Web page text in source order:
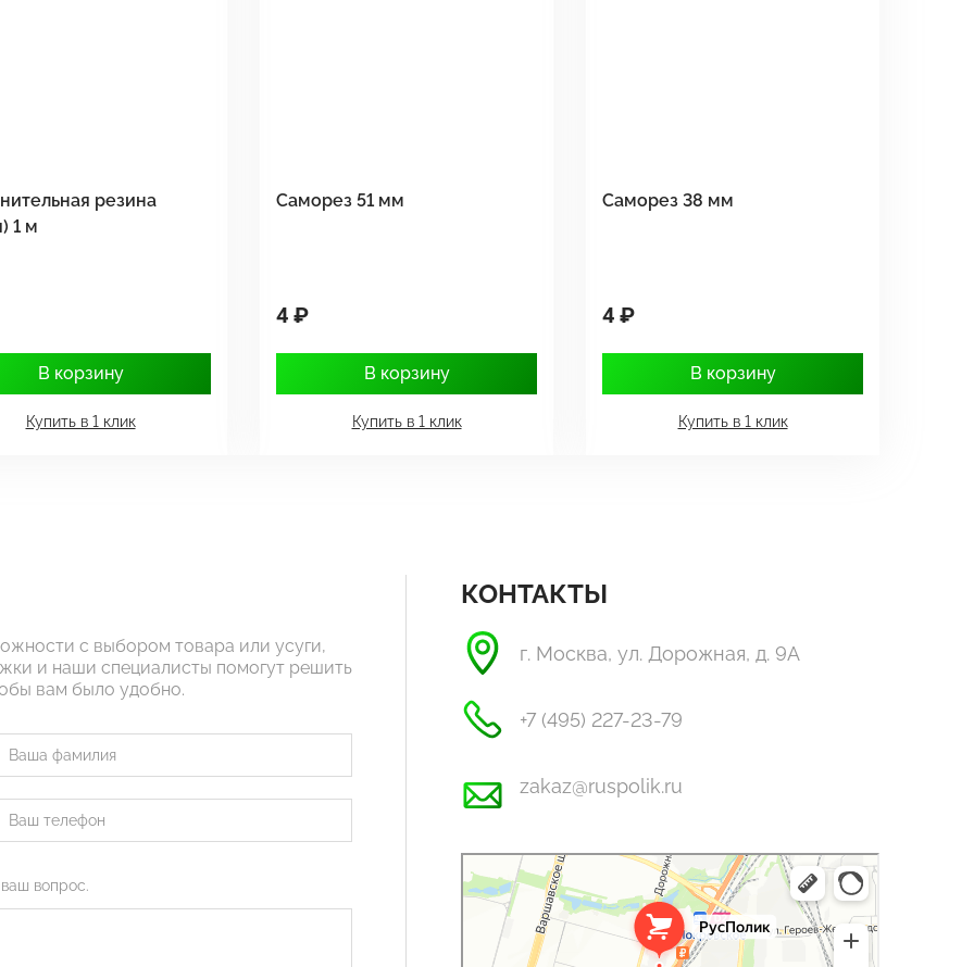
резина
1 м
В корзину
Купить в 1 клик
Саморез 51 мм
4 ₽
В корзину
Купить в 1 клик
Саморез 38 мм
4 ₽
В корзину
Купить в 1 клик
с выбором товара или усуги,
и наши специалисты помогут решить
вам было удобно.
вопрос.
КОНТАКТЫ
г. Москва, ул. Дорожная, д. 9А
+7 (495) 227-23-79
zakaz@ruspolik.ru
РусПолик
Оргстекло, поликарбонат в Москве
Строительные и отделочные работы в Москве